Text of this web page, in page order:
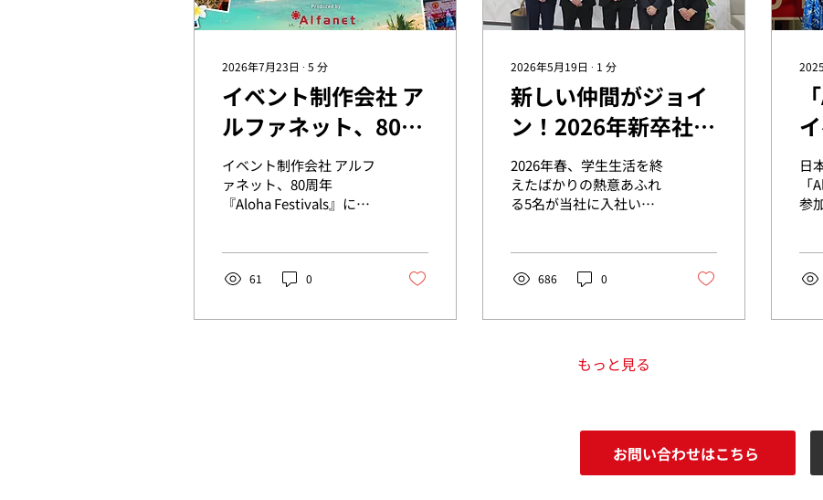
2026年7月23日 ∙ 5 分
イベント制作会社 ア
ルファネット、80周
年『Aloha
Festivals』に継続参
加決定 日本とハワ
イの文化交流イベン
トを開催
イベント制作会社 アルフ
ァネット、80周年
『Aloha Festivals』に継
61 0
2026年5月19日 ∙ 1 分
新しい仲間がジョイ
ン！2026年新卒社員
5名のご紹介
2026年春、学生生活を終
えたばかりの熱意あふれ
る5名が当社に入社いた
温かいエールに耳を傾
け取った「人生初めての
忘れられないものになっ
たはずです。 4月の1ヶ月
した研修期間でした。座
学でのビジネスマナーや
プロモーションの基礎学
686 0
日
参加 日本とハワイ
で
翌
もっと見る
お問い合わせはこちら